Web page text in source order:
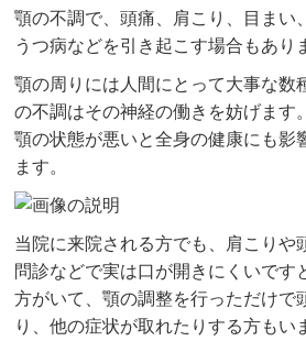
顎の不調で、頭痛、肩こり、目まい
うつ病などを引き起こす場合もあり
顎の周りには人間にとって大事な数
の不調はその神経の働きを妨げます
顎の状態が悪いと全身の健康にも影
ます。
当院に来院される方でも、肩こりや
問診などで実は口が開きにくいです
方がいて、顎の調整を行っただけで
り、他の症状が取れたりする方もい